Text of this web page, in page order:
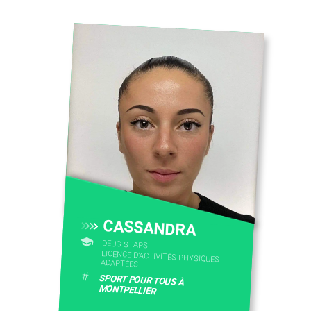
CASSANDRA
DEUG STAPS
LICENCE D’ACTIVITÉS PHYSIQUES
ADAPTÉES
# SPORT POUR TOUS À
MONTPELLIER